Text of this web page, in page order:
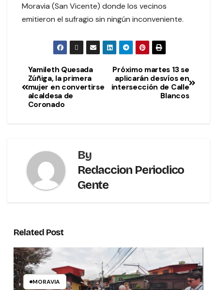
Moravia (San Vicente) donde los vecinos
emitieron el sufragio sin ningún inconveniente.
Próximo martes 13 se
aplicarán desvíos en
intersección de Calle
Blancos
Yamileth Quesada
Zúñiga, la primera
mujer en convertirse
alcaldesa de
Coronado
By
Redaccion Periodico
Gente
Related Post
MORAVIA